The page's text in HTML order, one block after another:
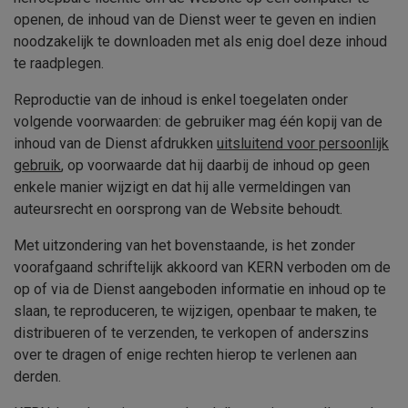
openen, de inhoud van de Dienst weer te geven en indien
noodzakelijk te downloaden met als enig doel deze inhoud
te raadplegen.
Reproductie van de inhoud is enkel toegelaten onder
volgende voorwaarden: de gebruiker mag één kopij van de
inhoud van de Dienst afdrukken uitsluitend voor persoonlijk
gebruik, op voorwaarde dat hij daarbij de inhoud op geen
enkele manier wijzigt en dat hij alle vermeldingen van
auteursrecht en oorsprong van de Website behoudt.
Met uitzondering van het bovenstaande, is het zonder
voorafgaand schriftelijk akkoord van KERN verboden om de
op of via de Dienst aangeboden informatie en inhoud op te
slaan, te reproduceren, te wijzigen, openbaar te maken, te
distribueren of te verzenden, te verkopen of anderszins
over te dragen of enige rechten hierop te verlenen aan
derden.